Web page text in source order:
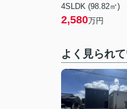
4SLDK (98.82㎡)
2,580万円
よく見られ